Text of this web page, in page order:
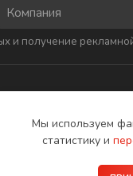
и получение
обучение
Мы используем
статистику и